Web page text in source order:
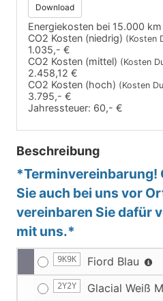
Download
Energiekosten bei 15.000
CO2 Kosten (niedrig) (Kosten
1.035,- €
CO2 Kosten (mittel) (Kosten
2.458,12 €
CO2 Kosten (hoch) (Kosten
3.795,- €
Jahressteuer: 60,- €
Beschreibung
*Terminvereinbarung!
Sie auch bei uns vor
vereinbaren Sie dafür
mit uns.*
9K9K Fiord Blau
2Y2Y Glacial Weiß